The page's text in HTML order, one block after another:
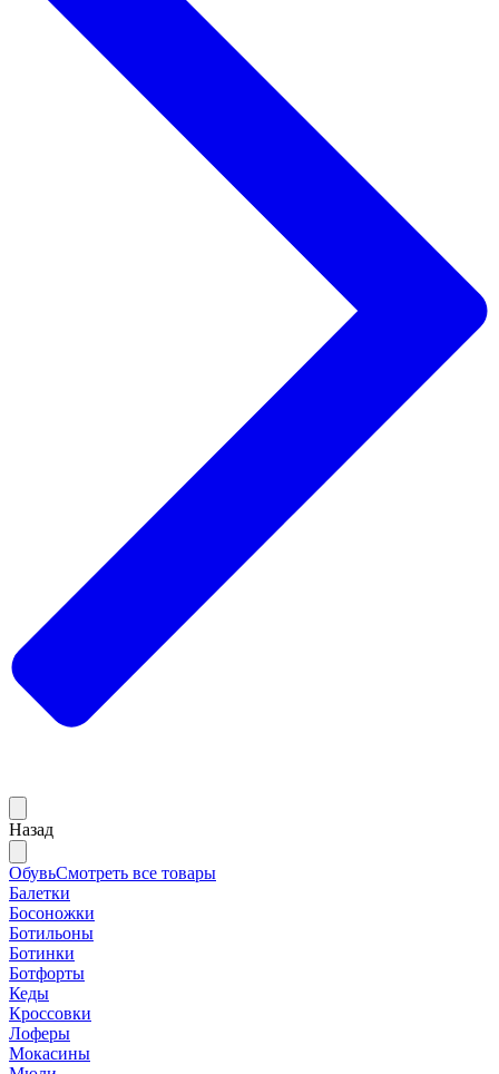
Назад
ОбувьСмотреть все товары
Балетки
Босоножки
Ботильоны
Ботинки
Ботфорты
Кеды
Кроссовки
Лоферы
Мокасины